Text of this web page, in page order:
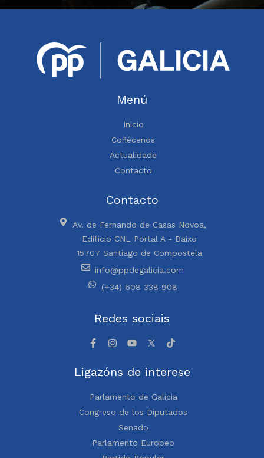
Menú
Inicio
Coñécenos
Actualidade
Contacto
Contacto
Av. de Fernando de Casas Novoa,
Edificio CNL Portal A - Baixo
15707 Santiago de Compostela
info@ppdegalicia.com
(+34) 608 338 908
Redes sociais
Ligazóns de interese
Parlamento de Galicia
Congreso de los Diputados
Senado
Parlamento Europeo